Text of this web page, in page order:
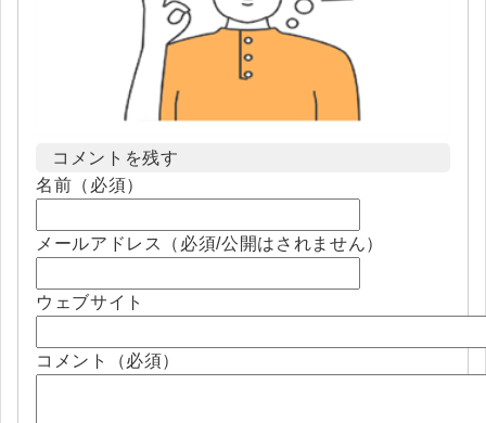
コメントを残す
名前（必須）
メールアドレス（必須/公開はされません）
ウェブサイト
コメント（必須）